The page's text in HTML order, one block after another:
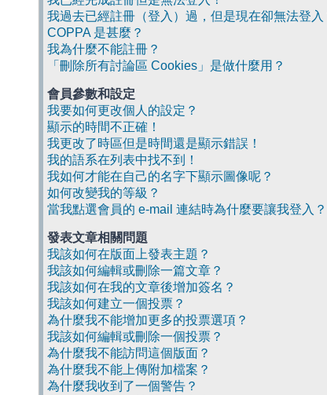
我過去已經註冊（登入）過，但是現在卻無法登入
COPPA 是甚麼？
我為什麼不能註冊？
「刪除所有討論區 Cookies」是做什麼用？
會員參數和設定
我要如何更改個人的設定？
顯示的時間不正確！
我更改了時區但是時間還是顯示錯誤！
我的語系在列表中找不到！
我如何才能在自己的名字下顯示圖像呢？
如何改變我的等級？
當我點選會員的 e-mail 連結時為什麼要讓我登入？
發表文章相關問題
我該如何在版面上發表主題？
我該如何編輯或刪除一篇文章？
我該如何在我的文章後增加簽名？
我該如何建立一個投票？
為什麼我不能增加更多的投票選項？
我該如何編輯或刪除一個投票？
為什麼我不能訪問這個版面？
為什麼我不能上傳附加檔案？
為什麼我收到了一個警告？